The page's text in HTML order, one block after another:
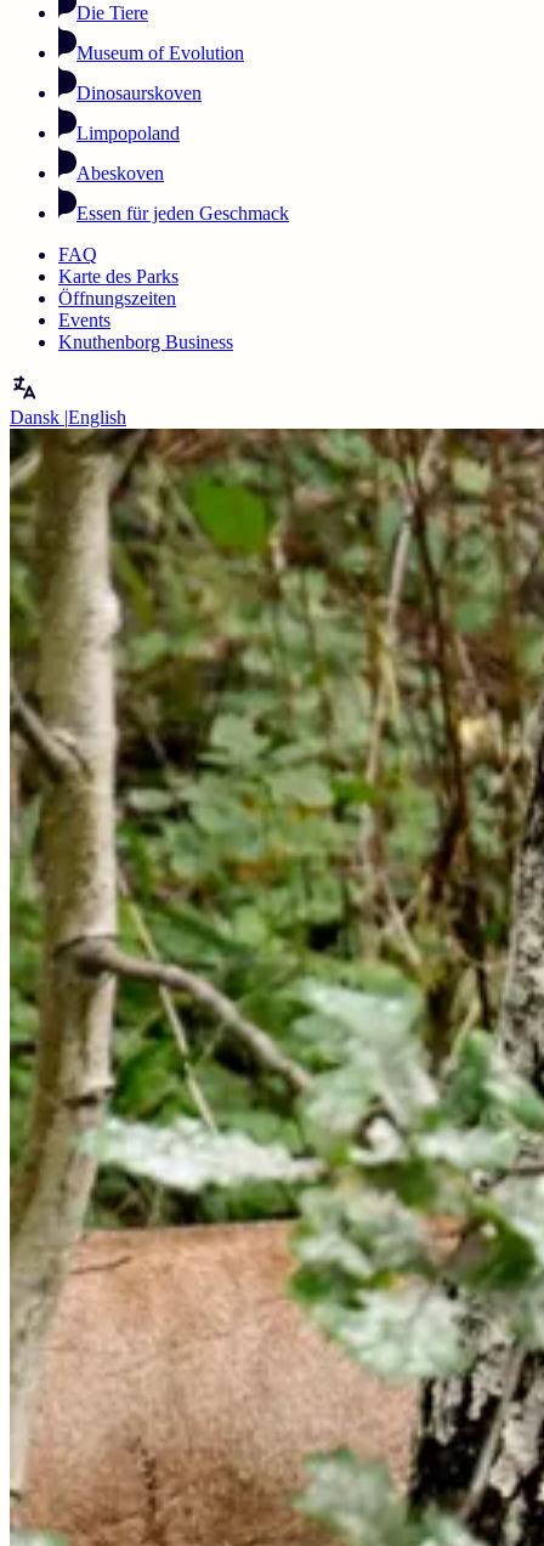
Die Tiere
Museum of Evolution
Dinosaurskoven
Limpopoland
Abeskoven
Essen für jeden Geschmack
FAQ
Karte des Parks
Öffnungszeiten
Events
Knuthenborg Business
Dansk |English